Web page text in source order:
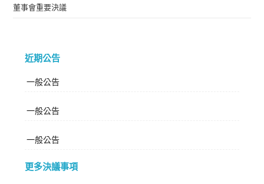
董事會重要決議
近期公告
一般公告
一般公告
一般公告
更多決議事項